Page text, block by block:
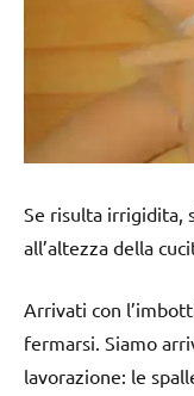
Se risulta irrigidita,
all’altezza della
Arrivati con
fermarsi. Siamo
lavorazione: le